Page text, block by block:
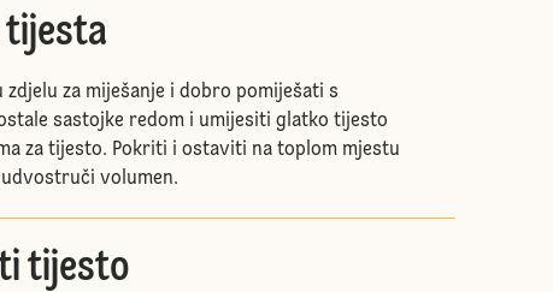
tijesta
zdjelu za miješanje i dobro pomiješati s
sastojke redom i umijesiti glatko tijesto
za tijesto. Pokriti i ostaviti na toplom mjestu
udvostruči volumen.
tijesto